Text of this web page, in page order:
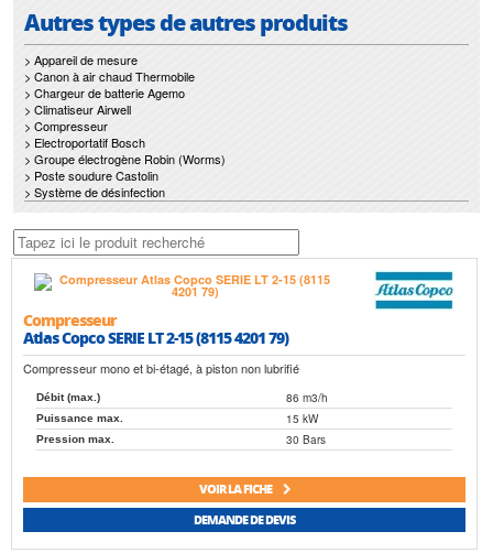
Autres types de autres produits
> Appareil de mesure
> Canon à air chaud Thermobile
> Chargeur de batterie Agemo
> Climatiseur Airwell
> Compresseur
> Electroportatif Bosch
> Groupe électrogène Robin (Worms)
> Poste soudure Castolin
> Système de désinfection
Compresseur
Atlas Copco SERIE LT 2-15 (8115 4201 79)
Compresseur mono et bi-étagé, à piston non lubrifié
Débit (max.) 86 m3/h
Puissance max. 15 kW
Pression max. 30 Bars
VOIR LA FICHE
DEMANDE DE DEVIS